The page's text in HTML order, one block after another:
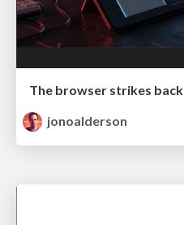
The browser strikes back
jonoalderson